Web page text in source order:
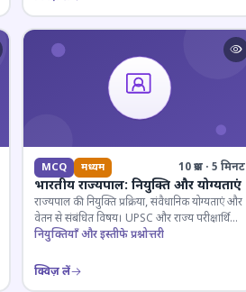
MCQ मध्यम 10 प्रश्न · 5 मिनट
भारतीय राज्यपाल: नियुक्ति और योग्यताएं
राज्यपाल की नियुक्ति प्रक्रिया, संवैधानिक योग्यताएं और
वेतन से संबंधित विषय। UPSC और राज्य परीक्षार्थियों
के लिए महत्वपूर्ण।
नियुक्तियाँ और इस्तीफे प्रश्नोत्तरी
क्विज़ लें